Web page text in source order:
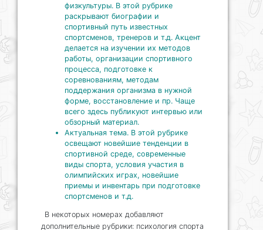
физкультуры. В этой рубрике
раскрывают биографии и
спортивный путь известных
спортсменов, тренеров и т.д. Акцент
делается на изучении их методов
работы, организации спортивного
процесса, подготовке к
соревнованиям, методам
поддержания организма в нужной
форме, восстановление и пр. Чаще
всего здесь публикуют интервью или
обзорный материал.
Актуальная тема. В этой рубрике
освещают новейшие тенденции в
спортивной среде, современные
виды спорта, условия участия в
олимпийских играх, новейшие
приемы и инвентарь при подготовке
спортсменов и т.д.
В некоторых номерах добавляют
дополнительные рубрики: психология спорта